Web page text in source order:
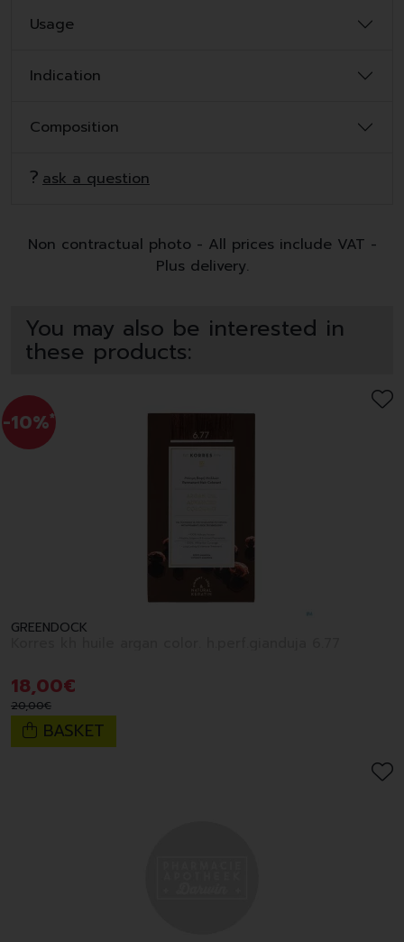
Usage
Indication
Composition
ask a question
Non contractual photo - All prices include VAT -
Plus delivery.
You may also be interested in
these products:
-10%*
GREENDOCK
18,00€
20,00€
BASKET